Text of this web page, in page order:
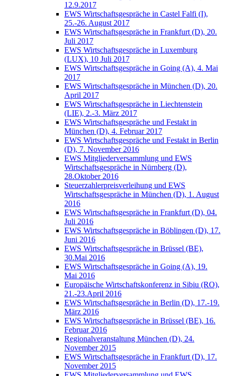
12.9.2017
EWS Wirtschaftsgespräche in Castel Falfi (I),
25.-26. August 2017
EWS Wirtschaftsgespräche in Frankfurt (D), 20.
Juli 2017
EWS Wirtschaftsgespräche in Luxemburg
(LUX), 10 Juli 2017
EWS Wirtschaftsgespräche in Going (A), 4. Mai
2017
EWS Wirtschaftsgespräche in München (D), 20.
April 2017
EWS Wirtschaftsgespräche in Liechtenstein
(LIE), 2.-3. März 2017
EWS Wirtschaftsgespräche und Festakt in
München (D), 4. Februar 2017
EWS Wirtschaftsgespräche und Festakt in Berlin
(D), 7. November 2016
EWS Mitgliederversammlung und EWS
Wirtschaftsgespräche in Nürnberg (D),
28.Oktober 2016
Steuerzahlerpreisverleihung und EWS
Wirtschaftsgespräche in München (D), 1. August
2016
EWS Wirtschaftsgespräche in Frankfurt (D), 04.
Juli 2016
EWS Wirtschaftsgespräche in Böblingen (D), 17.
Juni 2016
EWS Wirtschaftsgespräche in Brüssel (BE),
30.Mai 2016
EWS Wirtschaftsgespräche in Going (A), 19.
Mai 2016
Europäische Wirtschaftskonferenz in Sibiu (RO),
21.-23.April 2016
EWS Wirtschaftsgespräche in Berlin (D), 17.-19.
März 2016
EWS Wirtschaftsgespräche in Brüssel (BE), 16.
Februar 2016
Regionalveranstaltung München (D), 24.
November 2015
EWS Wirtschaftsgespräche in Frankfurt (D), 17.
November 2015